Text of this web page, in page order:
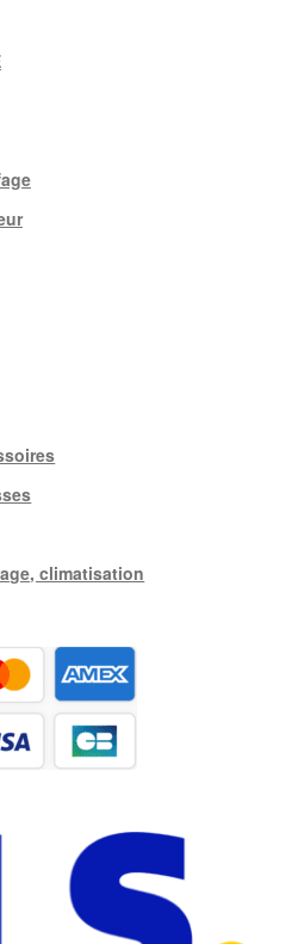
climatisation